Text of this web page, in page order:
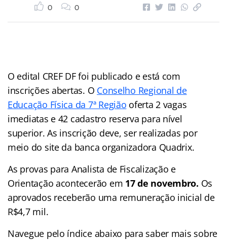
0 0
O edital CREF DF foi publicado e está com
inscrições abertas. O Conselho Regional de
Educação Física da 7ª Região oferta 2 vagas
imediatas e 42 cadastro reserva para nível
superior. As inscrição deve, ser realizadas por
meio do site da banca organizadora Quadrix.
As provas para Analista de Fiscalização e
Orientação acontecerão em 17 de novembro. Os
aprovados receberão uma remuneração inicial de
R$4,7 mil.
Navegue pelo índice abaixo para saber mais sobre